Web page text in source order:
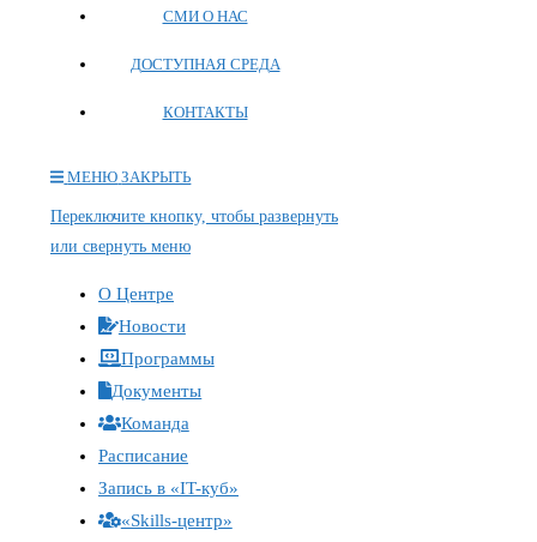
СМИ О НАС
ДОСТУПНАЯ СРЕДА
КОНТАКТЫ
МЕНЮ ЗАКРЫТЬ
Переключите кнопку, чтобы развернуть
или свернуть меню
О Центре
Новости
Программы
Документы
Команда
Расписание
Запись в «IT-куб»
«Skills-центр»